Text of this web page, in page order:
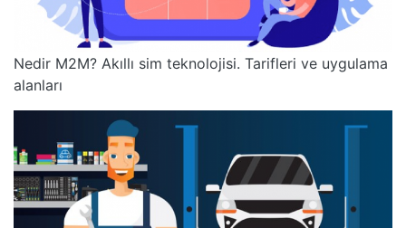
Nedir M2M? Akıllı sim teknolojisi. Tarifleri ve uygulama
alanları